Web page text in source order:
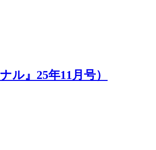
ル』25年11月号）